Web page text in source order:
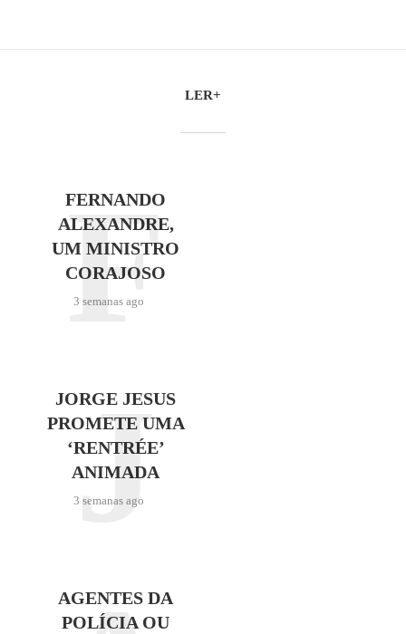
LER+
FERNANDO
ALEXANDRE,
UM MINISTRO
CORAJOSO
3 semanas ago
F
JORGE JESUS
PROMETE UMA
‘RENTRÉE’
ANIMADA
3 semanas ago
J
AGENTES DA
POLÍCIA OU